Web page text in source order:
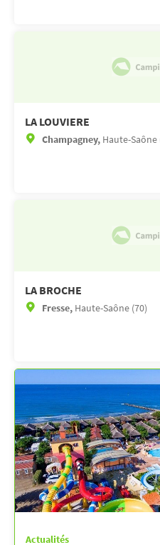
LA LOUVIERE
Champagney, Haute-Saône
LA BROCHE
Fresse, Haute-Saône (70)
Actualités